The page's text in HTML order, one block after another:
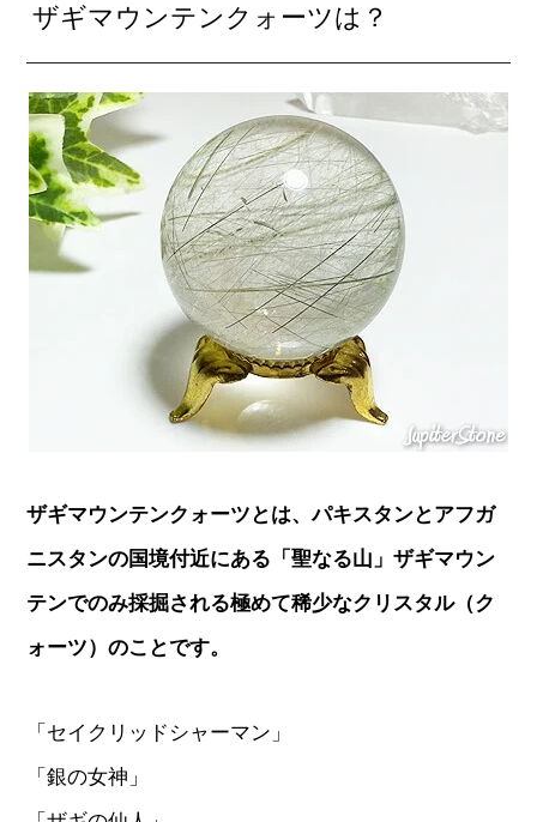
ザギマウンテンクォーツは？
ザギマウンテンクォーツとは、パキスタンとアフガ
ニスタンの国境付近にある「聖なる山」ザギマウン
テンでのみ採掘される極めて稀少なクリスタル（ク
ォーツ）のことです。
「セイクリッドシャーマン」
「銀の女神」